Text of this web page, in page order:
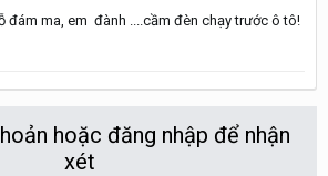
đám ma, em đành ....cầm đèn chạy trước ô tô!
hoặc đăng nhập để nhận
xét